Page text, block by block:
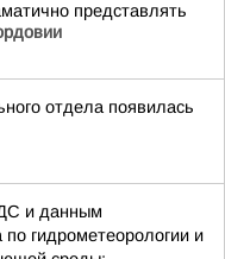
представлять
отдела появилась
и данным
по гидрометеорологии и